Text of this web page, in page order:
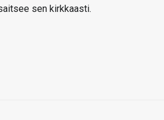
sen kirkkaasti.